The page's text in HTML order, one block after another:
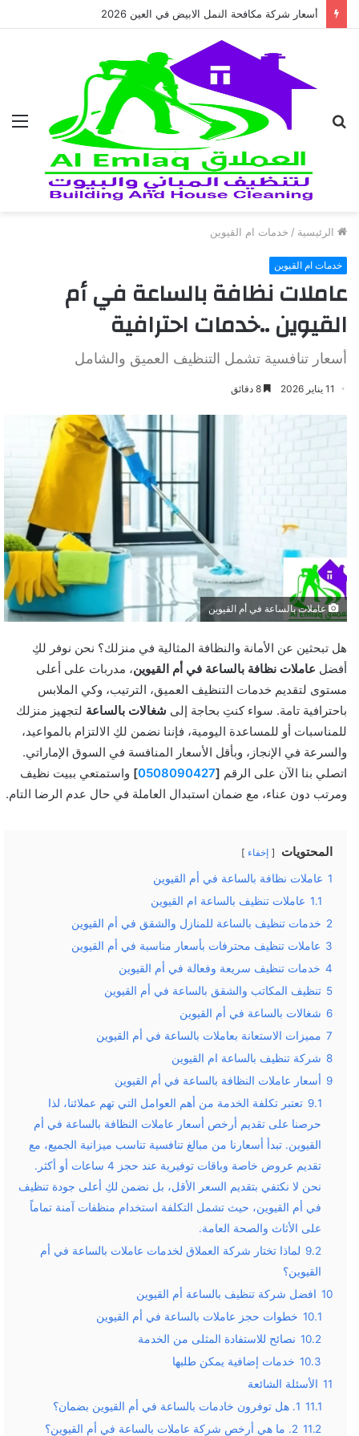
أسعار شركة مكافحة النمل الابيض في العين 2026
الرئيسية / خدمات ام القيوين
خدمات ام القيوين
عاملات نظافة بالساعة في أم
القيوين ..خدمات احترافية
أسعار تنافسية تشمل التنظيف العميق والشامل
11 يناير 2026
عاملات بالساعة في أم القيوين
هل تبحثين عن الأمانة والنظافة المثالية في منزلك؟ نحن نوفر لكِ
أفضل عاملات نظافة بالساعة في أم القيوين، مدربات على أعلى
مستوى لتقديم خدمات التنظيف العميق، الترتيب، وكي الملابس
باحترافية تامة. سواء كنتِ بحاجة إلى شغالات بالساعة لتجهيز منزلك
للمناسبات أو للمساعدة اليومية، فإننا نضمن لكِ الالتزام بالمواعيد،
والسرعة في الإنجاز، وبأقل الأسعار المنافسة في السوق الإماراتي.
اتصلي بنا الآن على الرقم [
0508090427
] واستمتعي ببيت نظيف
ومرتب دون عناء، مع ضمان استبدال العاملة في حال عدم الرضا التام.
المحتويات إخفاء
1 عاملات نظافة بالساعة في أم القيوين
1.1 عاملات تنظيف بالساعة ام القيوين
2 خدمات تنظيف بالساعة للمنازل والشقق في أم القيوين
3 عاملات تنظيف محترفات بأسعار مناسبة في أم القيوين
4 خدمات تنظيف سريعة وفعالة في أم القيوين
5 تنظيف المكاتب والشقق بالساعة في أم القيوين
6 شغالات بالساعة في أم القيوين
7 مميزات الاستعانة بعاملات بالساعة في أم القيوين
8 شركة تنظيف بالساعة ام القيوين
9 أسعار عاملات النظافة بالساعة في أم القيوين
9.1 تعتبر تكلفة الخدمة من أهم العوامل التي تهم عملائنا، لذا
حرصنا على تقديم أرخص أسعار عاملات النظافة بالساعة في أم
القيوين. تبدأ أسعارنا من مبالغ تنافسية تناسب ميزانية الجميع، مع
تقديم عروض خاصة وباقات توفيرية عند حجز 4 ساعات أو أكثر.
نحن لا نكتفي بتقديم السعر الأقل، بل نضمن لكِ أعلى جودة تنظيف
في أم القيوين، حيث تشمل التكلفة استخدام منظفات آمنة تماماً
على الأثاث والصحة العامة.
9.2 لماذا تختار شركة العملاق لخدمات عاملات بالساعة في أم
القيوين؟
10 افضل شركة تنظيف بالساعة أم القيوين
10.1 خطوات حجز عاملات بالساعة في أم القيوين
10.2 نصائح للاستفادة المثلى من الخدمة
10.3 خدمات إضافية يمكن طلبها
11 الأسئلة الشائعة
11.1 1. هل توفرون خادمات بالساعة في أم القيوين بضمان؟
11.2 2. ما هي أرخص شركة عاملات بالساعة في أم القيوين؟